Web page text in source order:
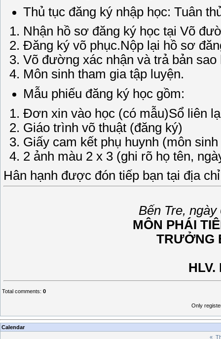
Thủ tục đăng ký nhập học: Tuân
Nhận hồ sơ đăng ký học tại Võ
Đăng ký võ phục.Nộp lại hồ sơ
Võ đường xác nhận và trả bản sao
Môn sinh tham gia tập luyện.
Mẫu phiếu đăng ký học gồm:
Đơn xin vào học (có mẫu)Sổ liên
Giáo trình võ thuật (đăng ký)
Giấy cam kết phụ huynh (môn
2 ảnh màu 2 x 3 (ghi rõ họ tên,
Hân hạnh được đón tiếp bạn tại địa
Bến Tre,
MÔN PHÁI
TRƯỞNG
Total comments: 0
Only
Calendar
«